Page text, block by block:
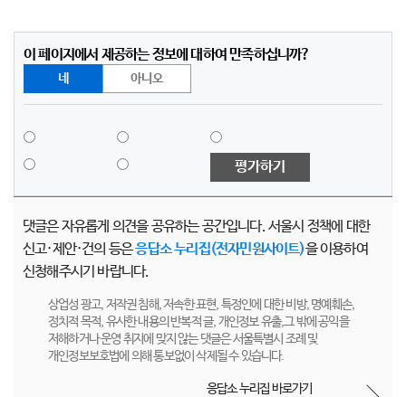
이 페이지에서 제공하는 정보에 대하여 만족하십니까?
네 아니오
평가하기
댓글은 자유롭게 의견을 공유하는 공간입니다. 서울시 정책에 대한
신고·제안·건의 등은응답소 누리집(전자민원사이트)을 이용하여
신청해주시기 바랍니다.
상업성 광고, 저작권 침해, 저속한 표현, 특정인에 대한 비방, 명예훼손,
정치적 목적, 유사한 내용의 반복적 글, 개인정보 유출,그 밖에 공익을
저해하거나 운영 취지에 맞지 않는 댓글은 서울특별시 조례 및
개인정보보호법에 의해 통보없이 삭제될 수 있습니다.
응답소 누리집 바로가기